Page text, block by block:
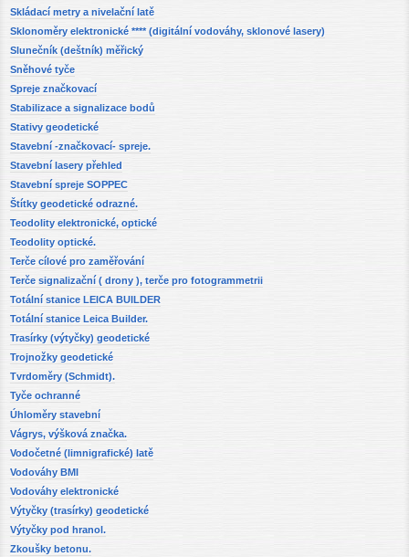
Skládací metry a nivelační latě
Sklonoměry elektronické **** (digitální vodováhy, sklonové lasery)
Slunečník (deštník) měřický
Sněhové tyče
Spreje značkovací
Stabilizace a signalizace bodů
Stativy geodetické
Stavební -značkovací- spreje.
Stavební lasery přehled
Stavební spreje SOPPEC
Štítky geodetické odrazné.
Teodolity elektronické, optické
Teodolity optické.
Terče cílové pro zaměřování
Terče signalizační ( drony ), terče pro fotogrammetrii
Totální stanice LEICA BUILDER
Totální stanice Leica Builder.
Trasírky (výtyčky) geodetické
Trojnožky geodetické
Tvrdoměry (Schmidt).
Tyče ochranné
Úhloměry stavební
Vágrys, výšková značka.
Vodočetné (limnigrafické) latě
Vodováhy BMI
Vodováhy elektronické
Výtyčky (trasírky) geodetické
Výtyčky pod hranol.
Zkoušky betonu.